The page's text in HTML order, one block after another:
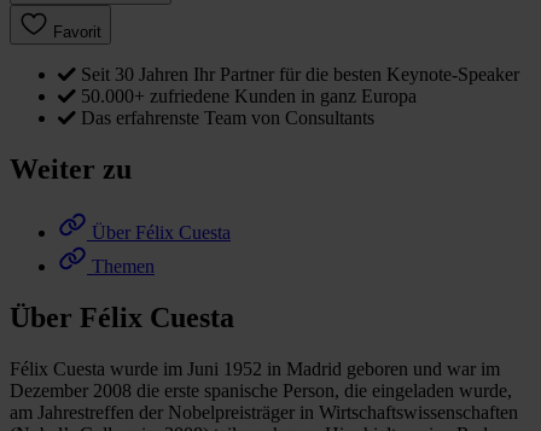
Favorit
Seit 30 Jahren Ihr Partner für die besten Keynote-Speaker
50.000+ zufriedene Kunden in ganz Europa
Das erfahrenste Team von Consultants
Weiter zu
Über Félix Cuesta
Themen
Über Félix Cuesta
Félix Cuesta wurde im Juni 1952 in Madrid geboren und war im
Dezember 2008 die erste spanische Person, die eingeladen wurde,
am Jahrestreffen der Nobelpreisträger in Wirtschaftswissenschaften